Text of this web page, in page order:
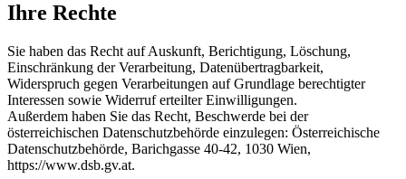
Ihre Rechte
Sie haben das Recht auf Auskunft, Berichtigung, Löschung,
Einschränkung der Verarbeitung, Datenübertragbarkeit,
Widerspruch gegen Verarbeitungen auf Grundlage berechtigter
Interessen sowie Widerruf erteilter Einwilligungen.
Außerdem haben Sie das Recht, Beschwerde bei der
österreichischen Datenschutzbehörde einzulegen: Österreichische
Datenschutzbehörde, Barichgasse 40-42, 1030 Wien,
https://www.dsb.gv.at.